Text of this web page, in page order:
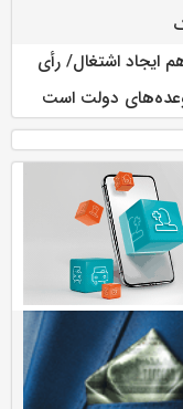
ایجاد اشتغال/ رأی
دولت است